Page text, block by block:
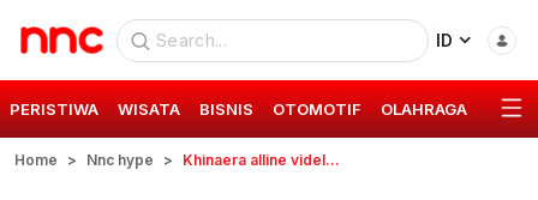
ID
PERISTIWA WISATA BISNIS OTOMOTIF OLAHRAGA GAYA
Home Nnc hype Khinaera alline videlayandita